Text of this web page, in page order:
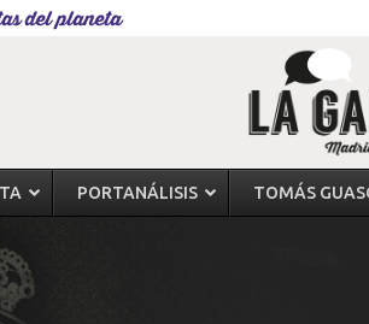
del planeta
PORTANÁLISIS TOMÁS